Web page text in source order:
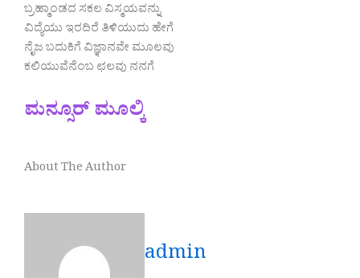
ಬ್ರಹ್ಮಾಂಡದ ಸಕಲ ವಿಸ್ಮಯವನ್ನು
ವಿದ್ಯೆಯು ಇರದಿರೆ ತಿಳಿಯುದು ಹೇಗೆ
ನೈಜ ಬದುಕಿಗೆ ವಿಜ್ಞಾನವೇ ಮೂಲವು
ಕಲಿಯುವೆನೆಂಬ ಛಲವು ನನಗೆ
ಮನ್ಸೂರ್ ಮೂಲ್ಕಿ
About The Author
admin